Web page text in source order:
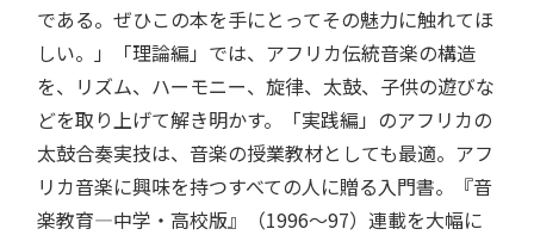
である。ぜひこの本を手にとってその魅力に触れてほ
しい。」「理論編」では、アフリカ伝統音楽の構造
を、リズム、ハーモニー、旋律、太鼓、子供の遊びな
どを取り上げて解き明かす。「実践編」のアフリカの
太鼓合奏実技は、音楽の授業教材としても最適。アフ
リカ音楽に興味を持つすべての人に贈る入門書。『音
楽教育―中学・高校版』（1996～97）連載を大幅に